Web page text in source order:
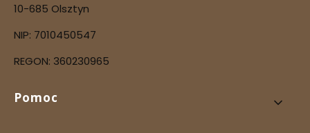
10-685 Olsztyn
NIP: 7010450547
REGON: 360230965
Linki w stopce
Pomoc